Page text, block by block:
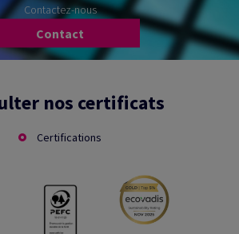
Contactez-nous
Contact
nos certificats
Certifications